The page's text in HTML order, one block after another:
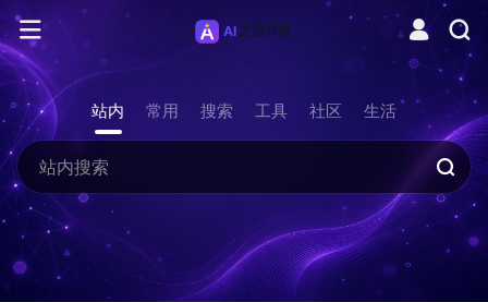
站内 常用 搜索 工具 社区 生活